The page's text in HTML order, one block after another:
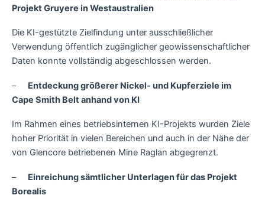
Projekt Gruyere in Westaustralien
Die KI-gestützte Zielfindung unter ausschließlicher
Verwendung öffentlich zugänglicher geowissenschaftlicher
Daten konnte vollständig abgeschlossen werden.
– Entdeckung größerer Nickel- und Kupferziele im
Cape Smith Belt anhand von KI
Im Rahmen eines betriebsinternen KI-Projekts wurden Ziele
hoher Priorität in vielen Bereichen und auch in der Nähe der
von Glencore betriebenen Mine Raglan abgegrenzt.
– Einreichung sämtlicher Unterlagen für das Projekt
Borealis